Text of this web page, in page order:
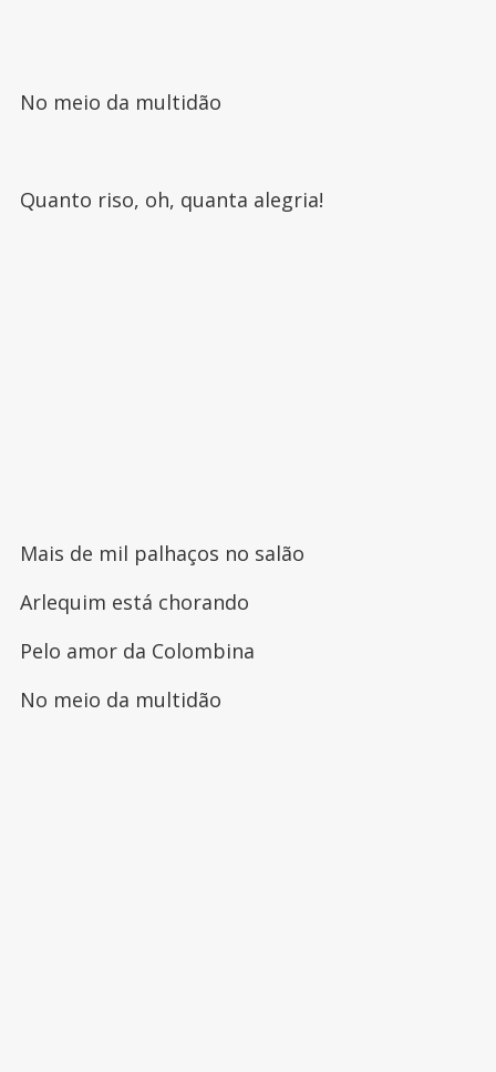
No meio da multidão
Quanto riso, oh, quanta alegria!
Mais de mil palhaços no salão
Arlequim está chorando
Pelo amor da Colombina
No meio da multidão